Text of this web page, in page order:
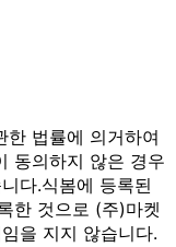
한 법률에 의거하여
동의하지 않은 경우
다.식봄에 등록된
한 것으로 (주)마켓
을 지지 않습니다.